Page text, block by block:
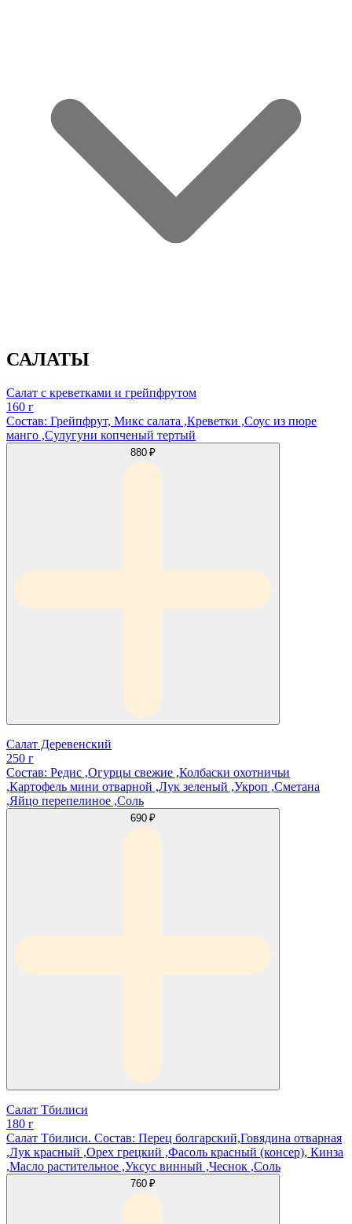
САЛАТЫ
Салат с креветками и грейпфрутом
160 г
Состав: Грейпфрут, Микс салата ,Креветки ,Соус из пюре
манго ,Сулугуни копченый тертый
880 ₽
Салат Деревенский
250 г
Состав: Редис ,Огурцы свежие ,Колбаски охотничьи
,Картофель мини отварной ,Лук зеленый ,Укроп ,Сметана
,Яйцо перепелиное ,Соль
690 ₽
Салат Тбилиси
180 г
Салат Тбилиси. Состав: Перец болгарский,Говядина отварная
,Лук красный ,Орех грецкий ,Фасоль красный (консер), Кинза
,Масло растительное ,Уксус винный ,Чеснок ,Соль
760 ₽